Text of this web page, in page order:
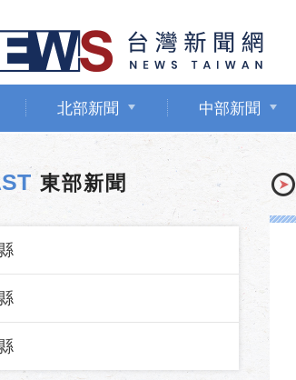
北部新聞 中部新聞
東部新聞